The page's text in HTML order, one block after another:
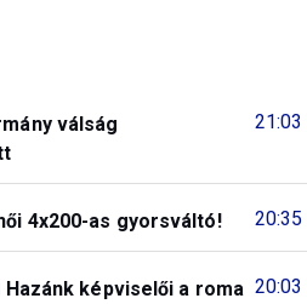
21:03
válság
20:35
4x200-as gyorsváltó!
20:03
képviselői a roma